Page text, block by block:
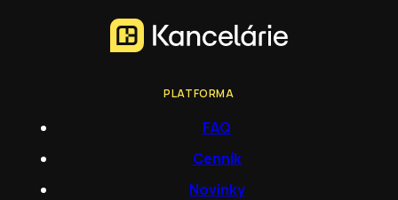
PLATFORMA
FAQ
Cenník
Novinky